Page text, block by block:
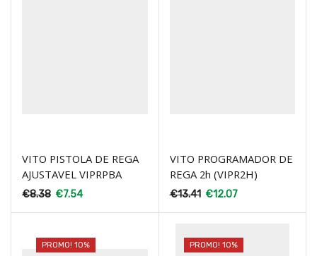
VITO PISTOLA DE REGA
AJUSTAVEL VIPRPBA
€8.38 €7.54
VITO PROGRAMADOR DE
REGA 2h (VIPR2H)
€13.41 €12.07
PROMO! 10% PROMO! 10%